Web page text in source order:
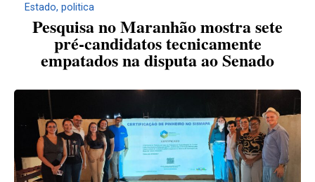
Estado, politica
Pesquisa no Maranhão mostra sete
pré-candidatos tecnicamente
empatados na disputa ao Senado